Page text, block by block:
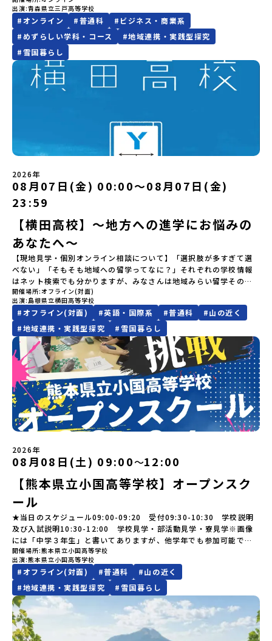
みらいBASE2階 その他所在地公式HP：http://c-platform.or.jp/
お問い合わせ先担当：小川・小原E-mail：info@miratabi.jp「お
ためし地域留学体験」のプログラム開催情報を公式LINEにて配信
中！ぜひご登録ください♪地域みらい留学公式LINE
知メールをお受け取りいただけません。その場合は、
「@miratabi.jp」からのメールを受信できるよう設定をお願いいた
します。※結果に関する個別のお問合せにはお答えしておりません
ので、ご了承ください。・お申し込みについてお申込はお一人様1回
限りです。PC・スマートフォンからお申込ください。申込後の内容
変更はできません。お申込時は、メールアドレスの入力間違いにご
注意ください。・宿泊について１室に複数(同性2～4名程度)で宿泊
いただく予定です。・食事アレルギー対応について個別の詳細なア
なくなった場合について参加決定後の参加お取り消しはご遠慮下さ
い。やむを得ないお取り消しの場合はお早めに事務局までご連絡く
ださい。・キャンセルポリシーやむを得ない参加お取り消しの場
い。プログラム開催日の前日＜7月27日＞から、【キャンセルのご連
絡日：お支払いいただく旅行代金】・21日目にあたる日以前：無
料・20日目-8日目：20％・7日目-2日目：30％・プログラム開始日
の前日：40％・プログラム開始日当日：50％・ご連絡無しでの不参
加またはプログラム開始後の解除：100％・催行中止について天候な
どの状況等によって開催を見合わせる可能性があります。その場合
は原則、開催日1週間前までにご連絡いたします。又、最少催行人数
に達しなかった場合は、開催日3週間前までに催行中止の旨をメール
にてご連絡いたします。・よくあるご質問その他、よくあるご質問
についてはこちらをご確認ください。運営団体について＜プログラ
ム主催：一般財団法人地域・教育魅力化プラットフォーム＞「意志
ある若者にあふれる持続可能な地域・社会をつくる」というビジョ
ンを掲げ、2017年3月に島根県に設立した教育事業団体です。日本
全国約200の高校と連携しながら、中学卒業後に地域の枠を越えて生
徒一人ひとりの夢や価値観に合った地域・学校で1〜3年間過ごすこ
とができるシステム「地域みらい留学」をはじめとした、教育事業
や地域活性モデルをつくり続けています。名 称：一般財団法人地
域・教育魅力化プラットフォーム設 立：2017年3月代表者：岩本
悠所在地：〒690-0842 島根県松江市東本町二丁目25-6 みらい
BASE2階 その他所在地公式HP：http://c-platform.or.jp/お問い
合わせ先担当：小川・小原E-mail：info@miratabi.jp「おためし
地域留学体験」のプログラム開催情報を公式LINEにて配信中！ぜひ
ご登録ください♪地域みらい留学公式LINE
規約への同意プログラムへの参加申し込みいただく前に、「お申し
込みに関する各規約」への同意が必須となります。ご確認くださ
い。・抽選による参加者決定についてお申込みいただいた方の中か
ら抽選の上、締め切り日から1週間を目途に、お申し込み時に記入い
ただいたメールアドレス宛に「当選／落選メール」をお送りいたし
ます。当選者は、メールに記載された「当選確認フォーム」に3日以
内に回答いただき、確認フォームの提出をもって参加確定とさせて
いただきます。当選確認フォームの期日までにご回答いただけない
ールアドレスの変更をご希望の場合は下記の地域みらい留学公式
LINEよりご連絡をお願いします。※受信制限設定をしていると、通
知メールをお受け取りいただけません。その場合は、
します。※結果に関する個別のお問合せにはお答えしておりません
ので、ご了承ください。・お申し込みについてお申込はお一人様1回
限りです。PC・スマートフォンからお申込ください。申込後の内容
変更はできません。お申込時は、メールアドレスの入力間違いにご
注意ください。・宿泊について１室に複数(同性2～4名程度)で宿泊
いただく予定です。・食事アレルギー対応について個別の詳細なア
レルギー対応希望にはお応えしかねる場合がございます。対応が必
要な場合は必ず事前にご相談ください。・参加取消や急遽参加でき
なくなった場合について参加決定後の参加お取り消しはご遠慮下さ
い。やむを得ないお取り消しの場合はお早めに事務局までご連絡く
ださい。・キャンセルポリシーやむを得ない参加お取り消しの場
合、以下のルールに沿って対応させていただきます。ご了承くださ
い。プログラム開催日の前日＜8月2日＞から、【キャンセルのご連
絡日：お支払いいただく旅行代金】・21日目にあたる日以前：無
料・20日目-8日目：20％・7日目-2日目：30％・プログラム開始日
の前日：40％・プログラム開始日当日：50％・ご連絡無しでの不参
加またはプログラム開始後の解除：100％・催行中止について天候な
どの状況等によって開催を見合わせる可能性があります。その場合
は原則、開催日1週間前までにご連絡いたします。又、最少催行人数
に達しなかった場合は、開催日3週間前までに催行中止の旨をメール
にてご連絡いたします。・よくあるご質問その他、よくあるご質問
についてはこちらをご確認ください。運営団体について＜プログラ
ム主催：一般財団法人地域・教育魅力化プラットフォーム＞「意志
ンを掲げ、2017年3月に島根県に設立した教育事業団体です。日本
全国約200の高校と連携しながら、中学卒業後に地域の枠を越えて生
徒一人ひとりの夢や価値観に合った地域・学校で1〜3年間過ごすこ
とができるシステム「地域みらい留学」をはじめとした、教育事業
や地域活性モデルをつくり続けています。名 称：一般財団法人地
域・教育魅力化プラットフォーム設 立：2017年3月代表者：岩本
悠所在地：〒690-0842 島根県松江市東本町二丁目25-6 みらい
BASE2階公式HP：http://c-platform.or.jp/お問い合わせ先担
当：小川・小原E-mail：info@miratabi.jp「おためし地域留学体
験」のプログラム開催情報を公式LINEにて配信中！ぜひご登録くだ
さい♪地域みらい留学公式LINE
ンで夕食」「1日目の振り返り」「星空観察」※希望者＜2日目＞
（AM）「平舘（たいらだて）高校見学」 -高校生活をイメージし
よう「郷土料理・BBQ」 -高校生・地元の方と交流を深める
（PM）「“八幡平市”体感ワークショップ」 -あけびづるで表札づく
り -学校周辺散策「ペンションで夕食」「2日目の振り返り」 -みん
なで振り返り対話＜3日目＞（AM）「大更駅複合施設の見学」「振
り返りワークショップ」 -個人での振り返り -グループでの振り
返り「お土産・昼食」（PM） 解散 ※天候の状況や参加人数によっ
確定した方には7月9日(木) 18:30～20：00に 「参加者向け事前オ
ンラインセッション」をご案内する予定です。【集合場所・時間】
盛岡駅 8月3日(月)12:00 集合【解散場所・時間】盛岡駅 8月5日(水)
14:30 解散【対象】中学2年生、中学3年生【宿泊先】ペンションき
代金】無料※旅行代金に含まれる費用のうち、以下の内容が無料と
なります：・宿泊費（2泊分）・プログラム内のアクティビティ・体
験費用・一部の食事代*以下の費用は参加者のご負担となります・集
個人的費用【募集人数】最大10名（お申し込み多数の場合は抽選の
上決定）【参加者決定】お申し込み多数の場合は、締め切り後1週間
を目途に当落結果をご連絡いたします。【申し込み締切】6月8日
(月)12：00 から 6月22日(月) 12：00まで疑問も不安もワクワクに
変える！「おためし地域留学」ステップアップ説明会プログラムの
内容を詳しく知りたい方や、お申し込みを迷われている方向けに
Zoomでのオンライン配信を行います。知りたい情報のレベルに合
わせて、以下の2つのステップをご活用ください。【STEP 1】全体
オンライン説明会（アーカイブ動画を公開中！）〜まずは「おため
し地域留学」を知りたい方へ〜日本全国20以上の地域から選んで参
加できる「おためし地域留学」の全体像や魅力について、説明会を
開催しました。中学生一人での参加にあたり、保護者様が特に気に
なる「安全面」や「事務局のサポート体制」についても詳しく解説
しています。ぜひ、ご自宅からお気軽にご視聴ください。🎬 [アーカ
イブ動画を視聴する]YouTube：
https://youtu.be/Yt8nd04aNgA?si=e5erbspvwz5O8_uF
【STEP 2】プログラム説明会〜「八幡平市」の内容をもっと知りし
たい方へ〜全体説明を聞いたうえで、「プログラムで何をする
の？」「どんなまちなの？」という疑問にお答えする詳細配信で
す。2泊3日のプログラムの中身をお伝えします。日時：6月10日(水)
19：00〜20：00内容：どんなところ？プログラム詳細解説、質疑
応答紹介地域：鹿児島県出水市・出水工業高校/北海道標津町/岩手
県八幡平市/愛媛県鬼北町＊4つの地域のプログラムを1時間でぎゅっ
とお届けします。お申し込み：https://c-
mirai.jp/events/064069お気軽にどうぞ！「はじめての一人旅だ
けど大丈夫？」「どんな体験ができるの？」そんな保護者様の不安
や、中学生のみなさんの素朴な疑問にスタッフが直接お答えしま
す。チャットでの質問も可能ですので、ぜひご自宅からリラックス
してご参加ください。▼お申し込み前に必ずご確認ください・参加
規約への同意プログラムへの参加申し込みいただく前に、「お申し
込みに関する各規約」への同意が必須となります。ご確認くださ
い。・抽選による参加者決定についてお申込みいただいた方の中か
ら抽選の上、締め切り日から1週間を目途に、お申し込み時に記入い
ただいたメールアドレス宛に「当選／落選メール」をお送りいたし
ます。当選者は、メールに記載された「当選確認フォーム」に３日
以内に回答いただき、確認フォームの提出をもって参加確定とさせ
物が豊かな町です！標津町はさらに「鮭（さけ）の聖地」としても
有名。江戸時代には将軍家にも贈られたほどで、今では「日本遺
産」に登録されています。一万年前から続く伝統的な「鮭」の産業
とともに人々の豊かな暮らしがあります。一万年前の縄文時代か
ら、人々の間で大切に守り受け継がれ、厳しい大自然と向き合い、
山・海・川がもたらす恵みに深く感謝しながら生きていく姿勢は今
も息づく「命の循環」です。日本遺産にも認定されている「サケ」
の伝統産業や、雄大な知床の裾野で命を育む酪農の歴史など、自然
すすめの一つです。生徒たちが地元の素材を活かしたメニュー開発
を行い、町内の学校給食に「標高給食DAY」としてオリジナル給食
を提供しています。地域のイベントにも出展して広く地元の方へ届
行う高校生たちと一緒に夕食づくりを体験。地域の食文化と向き合
っている先輩から直接話を聞くことができます🎵先輩たちとの交流
は、きっと「未来へのヒント」が見つかるきっかけになります。そ
んな他にはないスペシャルな魅力がギュッと詰まった北海道標津町
でアクティビティをしたり、五感で感じるフィールドワークをしな
がら「雄大な自然と生き物」「伝統的な産業と人々の暮らし」の魅
力に触れ一緒に探求しませんか？体験のおすすめポイント体験プロ
グラム内容（予定）＜１日目＞（PM）「オリエンテーション・自己
紹介ワーク」「サーモン科学館見学」 -「鮭の聖地・しべつ」の歴
史や成り立ちを知る「夕食」 -高校生も一緒にみんなで夕食「1日
目の振り返り会」＜2日目＞（AM）「 ポー川史跡公園散策または渓
流釣り体験」 -1万年前の縄文文化に触れる -渓流釣りで自然を満
喫（PM）「地引網体験」 -地元の方との交流「自由時間：海の公
園で高校生とあそぶ！かたる！」 -高校生との交流「みんなで
BBQ・花火大会」 -さらにまちの人たちと交流＜3日目＞（AM）
「3日間の振り返りワーク」 -みんなで振り返り対話（PM） 13：
00 解散 (中標津空港 13：30頃到着)※14：50 中標津空港発 (羽田
空港16：45着)便を利用する想定※天候の状況や参加人数によってプ
ログラムを変更する場合がございます。参加概要【開催場所】北海
道標津町【実施日程】8月4日（火）〜 8月6日（木）※参加が確定し
た方には7月10日(金) 18：30～20：00に「参加者向け事前オンラ
イン研修」をご案内する予定です。必ず参加をお願いします。【集合
場所・時間】中標津空港 8月4日(火) 14：30 集合【解散場所・時
年生【宿泊先】民宿 船長の家※1室に複数(同性2～4名程度)で宿泊
いただく予定です。【旅行代金】無料※旅行代金に含まれる費用の
うち、以下の内容が無料となります：・宿泊費（2泊分）・プログラ
ム内のアクティビティ・体験費用・一部の食事代*以下の費用は参加
者のご負担となります・集合場所までの往復交通費・お土産代や自
由時間の個人飲食費などの個人的費用【募集人数】最大10名（お申
し込み多数の場合は抽選の上決定）【参加者決定】お申し込み多数
の場合は、締め切り後1週間を目途に当落結果をご連絡いたします。
【申し込み受付期間】6月8日(月)12：00 から 6月22日(月) 12：00
まで疑問も不安もワクワクに変える！「おためし地域留学」ステッ
プアップ説明会プログラムの内容を詳しく知りたい方や、お申し込
みを迷われている方向けにZoomでのオンライン配信を行います。
知りたい情報のレベルに合わせて、以下の2つのステップをご活用く
ださい。【STEP 1】全体オンライン説明会（アーカイブ動画を公開
中！）〜まずは「おためし地域留学」を知りたい方へ〜日本全国20
以上の地域から選んで参加できる「おためし地域留学」の全体像や
魅力について、説明会を開催しました。中学生一人での参加にあた
ける環境。そして、学校のことだけでなく、町の雰囲気や人のあた
たかさまで伝わるのが三戸高校の魅力です。はじめて地域みらい留
学を知った方にもわかりやすく、学校の特色、学び、暮らし、地域
との関わり方をまとめてご紹介します。「まずは全体を知りたい」
という中学生・保護者の方におすすめです。※各回定員は3組までで
す。※時間変更のご希望や、「学習面を中心に聞きたい」「地域と
の関わりを詳しく知りたい」などがありましたら、以下問い合わせ
先までお気軽にご連絡ください。問い合わせ先
４３℡ 0179-20-1157(代表)✉
shuko.murata0109@gmail.comURL
https://sites.google.com/view/
出演 青森県立三戸高等学校
#オンライン #普通科 # ビジネス・商業系
#めずらしい学科・コース #地域連携・実践型探究
#雪国暮らし
2026年
08月07日(金) 00:00〜08月07日(金)
23:59
【横田高校】～地方への進学にお悩みの
あなたへ～
【現地見学・個別オンライン相談について】「選択肢が多すぎて選
べない」「そもそも地域への留学ってなに？」それぞれの学校情報
はネット検索でも分かりますが、みなさんは地域みらい留学そのも
のをイメージできていますか？地域みらい留学がスタートする前か
ら県外生を積極的に受け入れてきた横田高校。本校では、これまで
100名以上（毎年10名程度）の「みらい留学生」を受け入れてきま
した。そんな全国トップクラスの受け入れ実績校へ気軽に「今の気
持ち」を話してみませんか？横田高校は、（本校への進学希望でな
くても）みなさんの地域みらい留学をサポートします！～個別相談
の流れ～①「横田高校に相談」←こちらをクリック②質問事項をチ
ェックして送信！③横田高校から返信メール（質問回答）が届く。
④日程を相談のうえ、オンライン相談や現地見学を実施。※本校へ
の進学希望者ではなくても、「県外進学」「寮生活」などの情報提
供も可能です。情報収集の一環としてご活用ください！
開催場所 オフライン(対面)
出演 島根県立横田高等学校
#オフライン(対面) #英語・国際系 #普通科 #山の近く
#地域連携・実践型探究 #雪国暮らし
2026年
08月08日(土) 09:00〜12:00
【熊本県立小国高等学校】オープンスク
ール
★当日のスケジュール09:00-09:20 受付09:30-10:30 学校説明
及び入試説明10:30-12:00 学校見学・部活動見学・寮見学※画像
には「中学３年生」と書いてありますが、他学年でも参加可能で
す！
開催場所 熊本県立小国高等学校
出演 熊本県立小国高等学校
#オフライン(対面) #普通科 #山の近く
#地域連携・実践型探究 #雪国暮らし